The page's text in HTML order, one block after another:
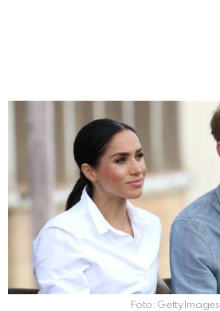
Foto: GettyImages